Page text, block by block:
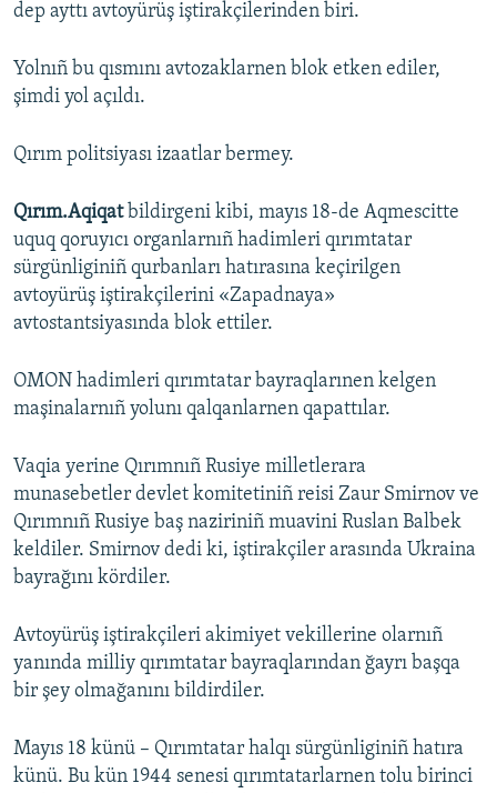
dep ayttı avtoyürüş iştirakçilerinden biri.
Yolnıñ bu qısmını avtozaklarnen blok etken ediler,
şimdi yol açıldı.
Qırım politsiyası izaatlar bermey.
Qırım.Aqiqat bildirgeni kibi, mayıs 18-de Aqmescitte
uquq qoruyıcı organlarnıñ hadimleri qırımtatar
sürgünliginiñ qurbanları hatırasına keçirilgen
avtoyürüş iştirakçilerini «Zapadnaya»
avtostantsiyasında blok ettiler.
OMON hadimleri qırımtatar bayraqlarınen kelgen
maşinalarnıñ yolunı qalqanlarnen qapattılar.
Vaqia yerine Qırımnıñ Rusiye milletlerara
munasebetler devlet komitetiniñ reisi Zaur Smirnov ve
Qırımnıñ Rusiye baş naziriniñ muavini Ruslan Balbek
keldiler. Smirnov dedi ki, iştirakçiler arasında Ukraina
bayrağını kördiler.
Avtoyürüş iştirakçileri akimiyet vekillerine olarnıñ
yanında milliy qırımtatar bayraqlarından ğayrı başqa
bir şey olmağanını bildirdiler.
Mayıs 18 künü – Qırımtatar halqı sürgünliginiñ hatıra
künü. Bu kün 1944 senesi qırımtatarlarnen tolu birinci